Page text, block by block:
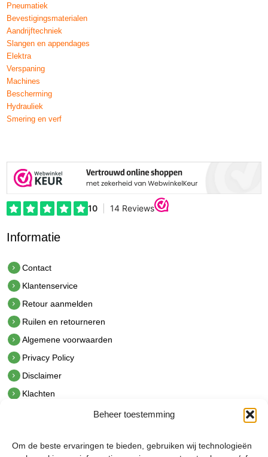
Beheer toestemming
Om de beste ervaringen te bieden, gebruiken wij technologieën
Pneumatiek
Bevestigingsmaterialen
Aandrijftechniek
Slangen en appendages
Elektra
Verspaning
Machines
Bescherming
Hydrauliek
Smering en verf
Informatie
Contact
Klantenservice
Retour aanmelden
Ruilen en retourneren
Algemene voorwaarden
Privacy Policy
Disclaimer
Klachten
hetindustriehuis B.V.